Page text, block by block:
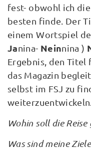
fest- obwohl ich
besten finde. Der
einem Wortspiel
Janina- Neinnina )
Ergebnis, den Titel
das Magazin
selbst im FSJ zu
Wohin soll die Reise
Was sind meine